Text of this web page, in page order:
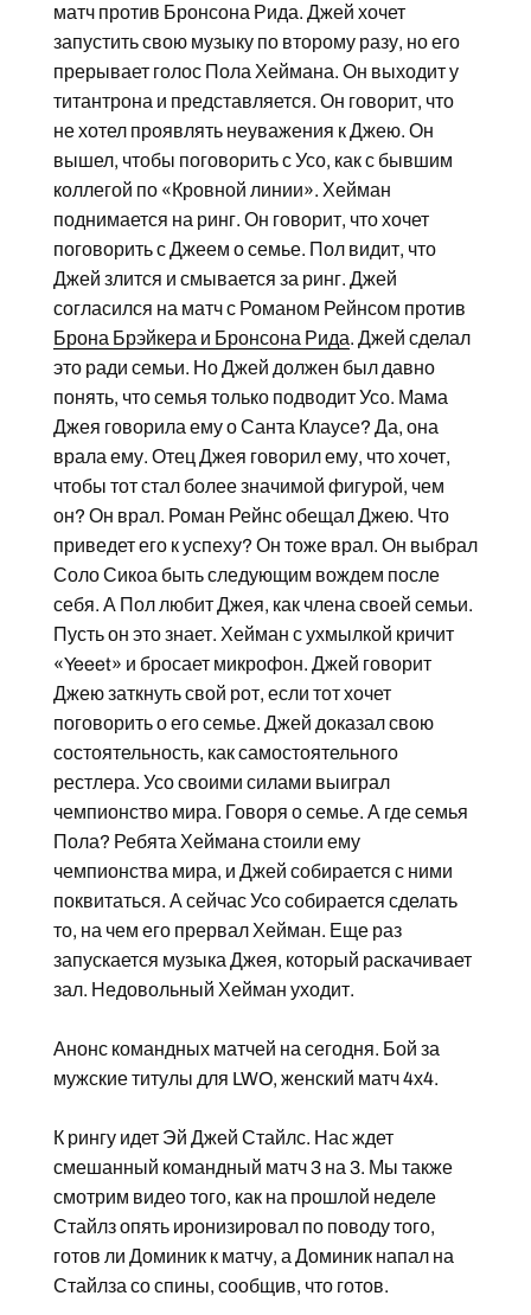
матч против Бронсона Рида. Джей хочет
запустить свою музыку по второму разу, но его
прерывает голос Пола Хеймана. Он выходит у
титантрона и представляется. Он говорит, что
не хотел проявлять неуважения к Джею. Он
вышел, чтобы поговорить с Усо, как с бывшим
коллегой по «Кровной линии». Хейман
поднимается на ринг. Он говорит, что хочет
поговорить с Джеем о семье. Пол видит, что
Джей злится и смывается за ринг. Джей
согласился на матч с Романом Рейнсом против
Брона Брэйкера и Бронсона Рида. Джей сделал
это ради семьи. Но Джей должен был давно
понять, что семья только подводит Усо. Мама
Джея говорила ему о Санта Клаусе? Да, она
врала ему. Отец Джея говорил ему, что хочет,
чтобы тот стал более значимой фигурой, чем
он? Он врал. Роман Рейнс обещал Джею. Что
приведет его к успеху? Он тоже врал. Он выбрал
Соло Сикоа быть следующим вождем после
себя. А Пол любит Джея, как члена своей семьи.
Пусть он это знает. Хейман с ухмылкой кричит
«Yeeet» и бросает микрофон. Джей говорит
Джею заткнуть свой рот, если тот хочет
поговорить о его семье. Джей доказал свою
состоятельность, как самостоятельного
рестлера. Усо своими силами выиграл
чемпионство мира. Говоря о семье. А где семья
Пола? Ребята Хеймана стоили ему
чемпионства мира, и Джей собирается с ними
поквитаться. А сейчас Усо собирается сделать
то, на чем его прервал Хейман. Еще раз
запускается музыка Джея, который раскачивает
зал. Недовольный Хейман уходит.
Анонс командных матчей на сегодня. Бой за
мужские титулы для LWO, женский матч 4х4.
К рингу идет Эй Джей Стайлс. Нас ждет
смешанный командный матч 3 на 3. Мы также
смотрим видео того, как на прошлой неделе
Стайлз опять иронизировал по поводу того,
готов ли Доминик к матчу, а Доминик напал на
Стайлза со спины, сообщив, что готов.